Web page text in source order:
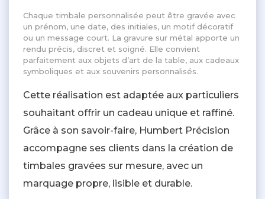
Chaque timbale personnalisée peut être gravée avec
un prénom, une date, des initiales, un motif décoratif
ou un message court. La gravure sur métal apporte un
rendu précis, discret et soigné. Elle convient
parfaitement aux objets d’art de la table, aux cadeaux
symboliques et aux souvenirs personnalisés.
Cette réalisation est adaptée aux particuliers
souhaitant offrir un cadeau unique et raffiné.
Grâce à son savoir-faire, Humbert Précision
accompagne ses clients dans la création de
timbales gravées sur mesure, avec un
marquage propre, lisible et durable.